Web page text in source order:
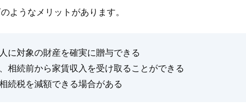
ようなメリットがあります。
に対象の財産を確実に贈与できる
相続前から家賃収入を受け取ることができる
続税を減額できる場合がある